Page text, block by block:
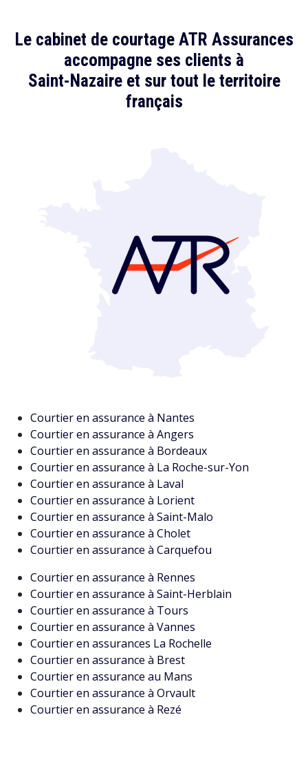
Le cabinet de courtage ATR Assurances
accompagne ses clients à
Saint-Nazaire et sur tout le territoire
français
Courtier en assurance à Nantes
Courtier en assurance à Angers
Courtier en assurance à Bordeaux
Courtier en assurance à La Roche-sur-Yon
Courtier en assurance à Laval
Courtier en assurance à Lorient
Courtier en assurance à Saint-Malo
Courtier en assurance à Cholet
Courtier en assurance à Carquefou
Courtier en assurance à Rennes
Courtier en assurance à Saint-Herblain
Courtier en assurance à Tours
Courtier en assurance à Vannes
Courtier en assurances La Rochelle
Courtier en assurance à Brest
Courtier en assurance au Mans
Courtier en assurance à Orvault
Courtier en assurance à Rezé